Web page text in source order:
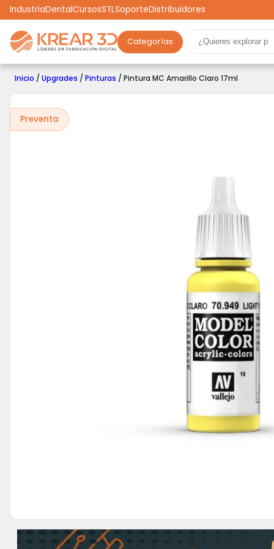
IndustriaDentalCursosSTLSoporteDistribuidores
Categorías
Marcas Impresoras 3D Filamentos Resinas
Robótica
Scooters Drones Realidad Virtual
Inicio / Upgrades / Pinturas / Pintura MC Amarillo Claro 17ml
Preventa